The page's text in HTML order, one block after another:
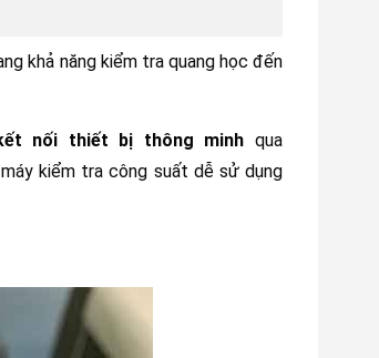
khả năng kiểm tra quang học đến
nối thiết bị thông minh qua
kiểm tra công suất dễ sử dụng